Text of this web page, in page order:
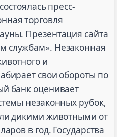
пресс-
торговля
Презентация сайта
службам». Незаконная
и
свои обороты по
банк оценивает
незаконных рубок,
дикими животными от
в год. Государства